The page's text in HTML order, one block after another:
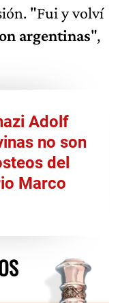
"Fui y volví
argentinas",
Adolf
no son
del
Marco